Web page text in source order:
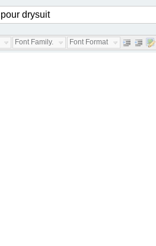
Font Family... Font Format...